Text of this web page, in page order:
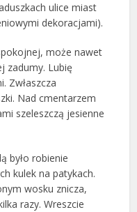
ulice miast
dekoracjami).
może nawet
zadumy. Lubię
Zwłaszcza
Nad cmentarzem
szeleszczą jesienne
było robienie
kulek na patykach.
wosku znicza,
razy. Wreszcie